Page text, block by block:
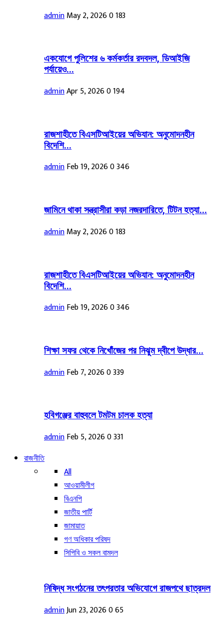
adminMay 2, 20260183
একযোগে পুলিশের ৬ কর্মকর্তার রদবদল, ডিআইজি
পর্যায়েও...
adminApr 5, 20260194
রাজশাহীতে বিএসটিআইয়ের অভিযান: অনুমোদনহীন
বিদেশি...
adminFeb 19, 20260346
জামিনে থাকা সন্ত্রাসীরা কড়া নজরদারিতে, টিটন হত্যা...
adminMay 2, 20260183
রাজশাহীতে বিএসটিআইয়ের অভিযান: অনুমোদনহীন
বিদেশি...
adminFeb 19, 20260346
শিক্ষা সফর থেকে নিখোঁজের পর নিঝুম দ্বীপে উদ্ধার...
adminFeb 7, 20260339
হবিগঞ্জের বাহুবলে টমটম চালক হত্যা
adminFeb 5, 20260331
রাজনীতি
All
আওয়ামীলীগ
বিএনপি
জাতীয় পার্টি
জামায়াত
গণ অধিকার পরিষদ
সিপিবি ও সকল বামদল
নিষিদ্ধ সংগঠনের তৎপরতার অভিযোগে রাজপথে ছাত্রদল
adminJun 23, 2026065